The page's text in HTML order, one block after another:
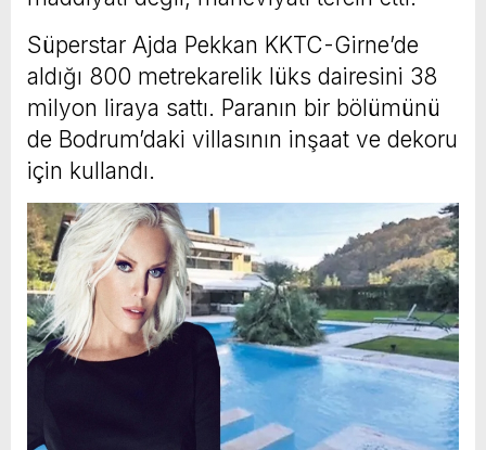
Süperstar Ajda Pekkan KKTC-Girne’de
aldığı 800 metrekarelik lüks dairesini 38
milyon liraya sattı. Paranın bir bölümünü
de Bodrum’daki villasının inşaat ve dekoru
için kullandı.